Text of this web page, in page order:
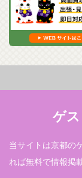
ゲ
当サイトは京都の
れば無料で情報掲